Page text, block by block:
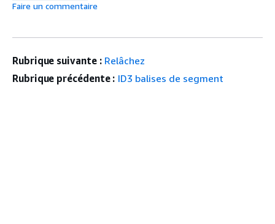
Faire un commentaire
Rubrique suivante : Relâchez
Rubrique précédente : ID3 balises de segment